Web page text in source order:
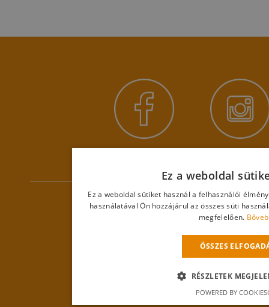
Ez a weboldal
Ez a weboldal sütiket használ a felhasználói
használatával Ön hozzájárul az összes süti
megfelelően.
ÖSSZES
RÉSZLETEK
POWERED BY